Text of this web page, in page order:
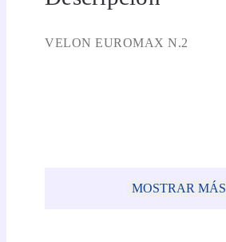
VELON EUROMAX N.2
MOSTRAR MÁS